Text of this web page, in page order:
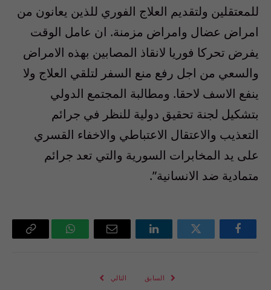
للمعتقلين ولتقديم العلاج الفوري للذين يعانون من
امراض عضال وامراض مزمنة. ان عامل الوقت
يفرض تحركا فوريا لانقاذ المصابين بهذه الامراض
والسعي من اجل رفع منع السفر لتلقي العلاج ولا
ينفع الاسف لاحقا. ومطالبة المجتمع الدولي
بتشكيل لجنة تحقيق دولية للنظر في جرائم
التعذيب والاعتقال الاعتباطي والاخفاء القسري
على يد المخابرات السورية والتي تعد جرائم
متمادية ضد الانسانية”.
فيسبوك تويتر لينكدإن
البريد
واتساب Copy
السابق التالي